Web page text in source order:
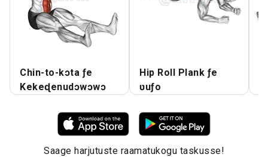
Chin-to-kɔta ƒe
Kekeɖenudɔwɔwɔ
Hip Roll Plank ƒe
ʋuƒo
Saage harjutuste raamatukogu taskusse!